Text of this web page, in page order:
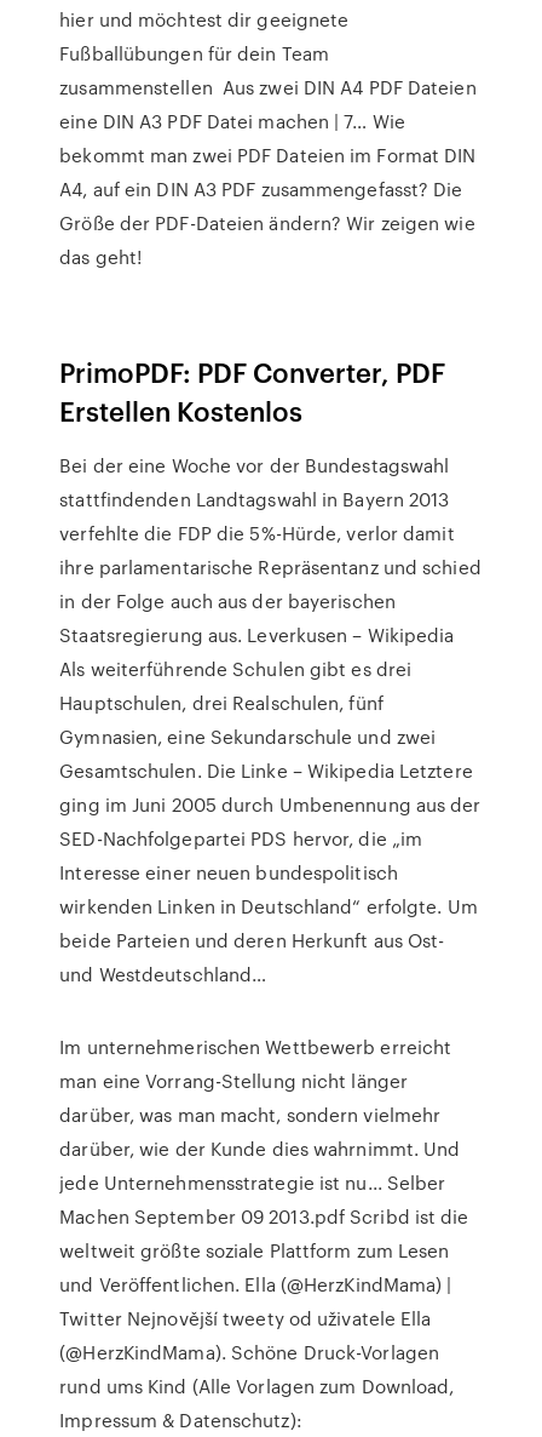
hier und möchtest dir geeignete
Fußballübungen für dein Team
zusammenstellen Aus zwei DIN A4 PDF Dateien
eine DIN A3 PDF Datei machen | 7… Wie
bekommt man zwei PDF Dateien im Format DIN
A4, auf ein DIN A3 PDF zusammengefasst? Die
Größe der PDF-Dateien ändern? Wir zeigen wie
das geht!
PrimoPDF: PDF Converter, PDF
Erstellen Kostenlos
Bei der eine Woche vor der Bundestagswahl
stattfindenden Landtagswahl in Bayern 2013
verfehlte die FDP die 5%-Hürde, verlor damit
ihre parlamentarische Repräsentanz und schied
in der Folge auch aus der bayerischen
Staatsregierung aus. Leverkusen – Wikipedia
Als weiterführende Schulen gibt es drei
Hauptschulen, drei Realschulen, fünf
Gymnasien, eine Sekundarschule und zwei
Gesamtschulen. Die Linke – Wikipedia Letztere
ging im Juni 2005 durch Umbenennung aus der
SED-Nachfolgepartei PDS hervor, die „im
Interesse einer neuen bundespolitisch
wirkenden Linken in Deutschland“ erfolgte. Um
beide Parteien und deren Herkunft aus Ost-
und Westdeutschland…
Im unternehmerischen Wettbewerb erreicht
man eine Vorrang-Stellung nicht länger
darüber, was man macht, sondern vielmehr
darüber, wie der Kunde dies wahrnimmt. Und
jede Unternehmensstrategie ist nu... Selber
Machen September 09 2013.pdf Scribd ist die
weltweit größte soziale Plattform zum Lesen
und Veröffentlichen. Ella (@HerzKindMama) |
Twitter Nejnovější tweety od uživatele Ella
(@HerzKindMama). Schöne Druck-Vorlagen
rund ums Kind (Alle Vorlagen zum Download,
Impressum & Datenschutz):